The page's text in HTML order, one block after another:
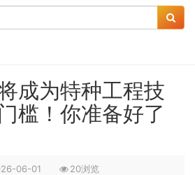
成为特种工程技
槛！你准备好了
06-01 20浏览